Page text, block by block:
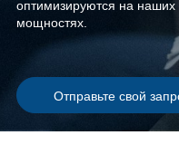
Обслуживание и
оптимизируются на наших
мощностях.
Отправьте свой